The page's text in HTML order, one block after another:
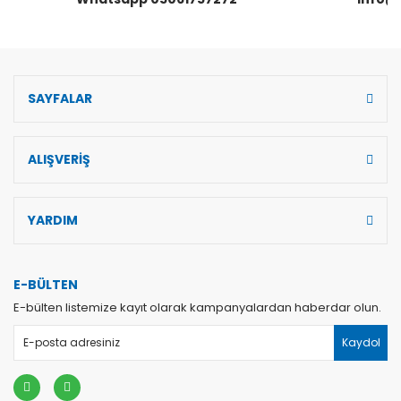
SAYFALAR
ALIŞVERİŞ
YARDIM
E-BÜLTEN
E-bülten listemize kayıt olarak kampanyalardan haberdar olun.
Kaydol